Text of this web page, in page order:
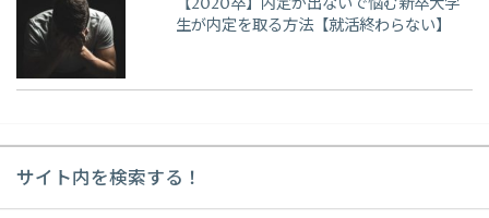
【2020卒】内定が出ないで悩む新卒大学
生が内定を取る方法【就活終わらない】
サイト内を検索する！